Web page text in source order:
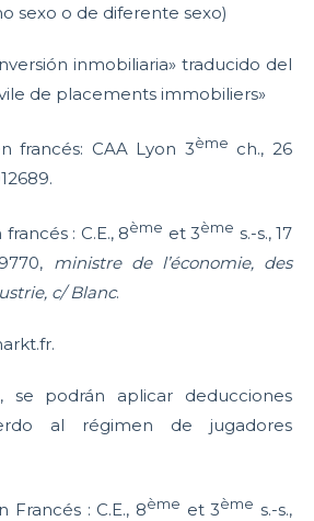
sexo o de diferente sexo)
inmobiliaria» traducido del
de placements immobiliers»
francés: CAA Lyon 3ème ch., 26
: C.E., 8ème et 3ème s.-s., 17
ministre de l’économie, des
c/ Blanc.
se podrán aplicar deducciones
al régimen de jugadores
Francés : C.E., 8ème et 3ème s.-s.,